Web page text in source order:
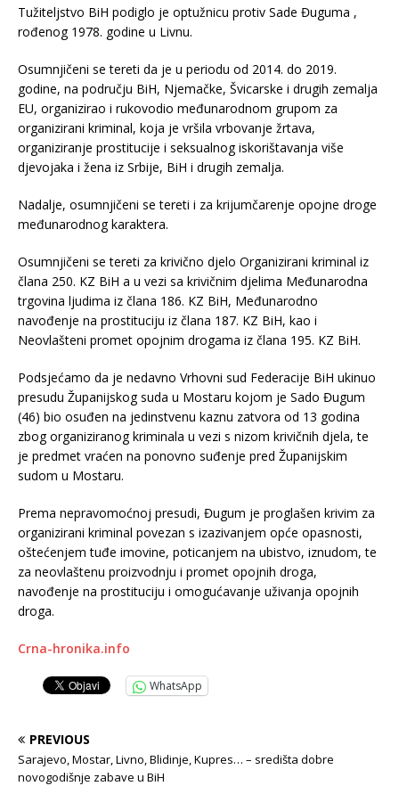
Tužiteljstvo BiH podiglo je optužnicu protiv Sade Đuguma ,
rođenog 1978. godine u Livnu.
Osumnjičeni se tereti da je u periodu od 2014. do 2019.
godine, na području BiH, Njemačke, Švicarske i drugih zemalja
EU, organizirao i rukovodio međunarodnom grupom za
organizirani kriminal, koja je vršila vrbovanje žrtava,
organiziranje prostitucije i seksualnog iskorištavanja više
djevojaka i žena iz Srbije, BiH i drugih zemalja.
Nadalje, osumnjičeni se tereti i za krijumčarenje opojne droge
međunarodnog karaktera.
Osumnjičeni se tereti za krivično djelo Organizirani kriminal iz
člana 250. KZ BiH a u vezi sa krivičnim djelima Međunarodna
trgovina ljudima iz člana 186. KZ BiH, Međunarodno
navođenje na prostituciju iz člana 187. KZ BiH, kao i
Neovlašteni promet opojnim drogama iz člana 195. KZ BiH.
Podsjećamo da je nedavno Vrhovni sud Federacije BiH ukinuo
presudu Županijskog suda u Mostaru kojom je Sado Đugum
(46) bio osuđen na jedinstvenu kaznu zatvora od 13 godina
zbog organiziranog kriminala u vezi s nizom krivičnih djela, te
je predmet vraćen na ponovno suđenje pred Županijskim
sudom u Mostaru.
Prema nepravomoćnoj presudi, Đugum je proglašen krivim za
organizirani kriminal povezan s izazivanjem opće opasnosti,
oštećenjem tuđe imovine, poticanjem na ubistvo, iznudom, te
za neovlaštenu proizvodnju i promet opojnih droga,
navođenje na prostituciju i omogućavanje uživanja opojnih
droga.
Crna-hronika.info
WhatsApp
PREVIOUS
Sarajevo, Mostar, Livno, Blidinje, Kupres… – središta dobre
novogodišnje zabave u BiH